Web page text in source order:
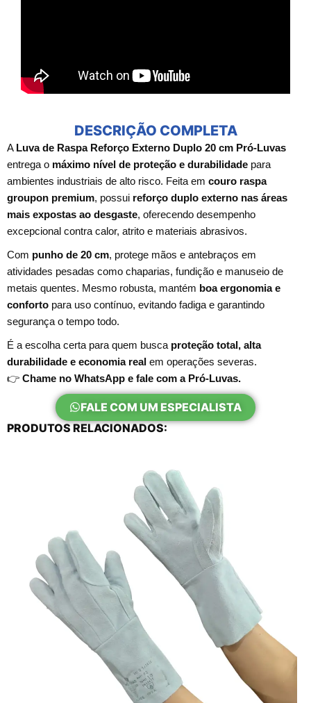
DESCRIÇÃO COMPLETA
A Luva de Raspa Reforço Externo Duplo 20 cm Pró-Luvas
entrega o máximo nível de proteção e durabilidade para
ambientes industriais de alto risco. Feita em couro raspa
groupon premium, possui reforço duplo externo nas áreas
mais expostas ao desgaste, oferecendo desempenho
excepcional contra calor, atrito e materiais abrasivos.
Com punho de 20 cm, protege mãos e antebraços em
atividades pesadas como chaparias, fundição e manuseio de
metais quentes. Mesmo robusta, mantém boa ergonomia e
conforto para uso contínuo, evitando fadiga e garantindo
segurança o tempo todo.
É a escolha certa para quem busca proteção total, alta
durabilidade e economia real em operações severas.
👉 Chame no WhatsApp e fale com a Pró-Luvas.
FALE COM UM ESPECIALISTA
PRODUTOS RELACIONADOS: